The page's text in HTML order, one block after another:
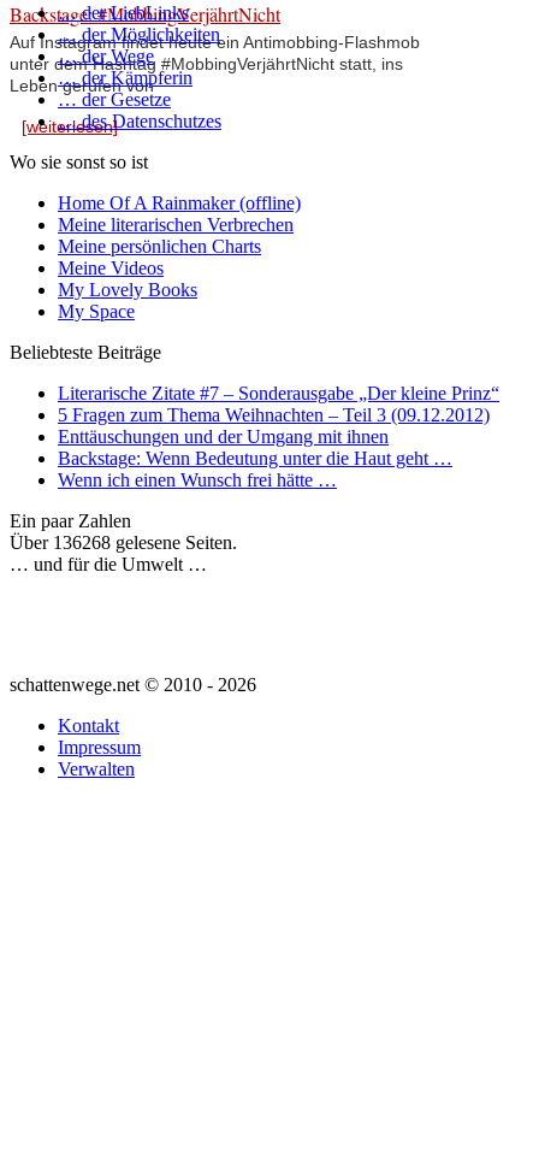
Backstage: #MobbingVerjährtNicht
Auf Instagram findet heute ein Antimobbing-Flashmob
unter dem Hashtag #MobbingVerjährtNicht statt, ins
Leben gerufen von
[weiterlesen]
… der LiebLinks
… der Möglichkeiten
… der Wege
… der Kämpferin
… der Gesetze
… des Datenschutzes
Wo sie sonst so ist
Home Of A Rainmaker (offline)
Meine literarischen Verbrechen
Meine persönlichen Charts
Meine Videos
My Lovely Books
My Space
Beliebteste Beiträge
Literarische Zitate #7 – Sonderausgabe „Der kleine Prinz“
5 Fragen zum Thema Weihnachten – Teil 3 (09.12.2012)
Enttäuschungen und der Umgang mit ihnen
Backstage: Wenn Bedeutung unter die Haut geht …
Wenn ich einen Wunsch frei hätte …
Ein paar Zahlen
Über 136268 gelesene Seiten.
… und für die Umwelt …
schattenwege.net © 2010 - 2026
Kontakt
Impressum
Verwalten